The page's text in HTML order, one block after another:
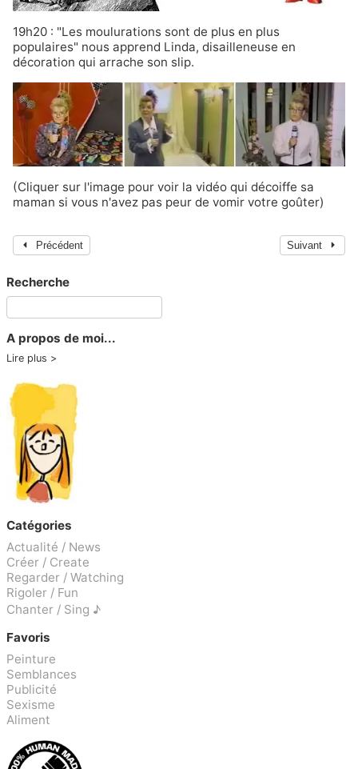
19h20 : "Les moulurations sont de plus en plus
populaires" nous apprend Linda, disailleneuse en
décoration qui arrache son slip.
(Cliquer sur l'image pour voir la vidéo qui décoiffe sa
maman si vous n'avez pas peur de vomir votre goûter)
Précédent Suivant
Recherche
A propos de moi...
Lire plus
Catégories
Actualité / News
Créer / Create
Regarder / Watching
Rigoler / Fun
Chanter / Sing ♪
Favoris
Peinture
Semblances
Publicité
Sexisme
Aliment